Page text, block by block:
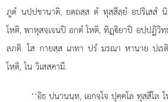
ภูตํ นปฺปชานาติ, ยตฺถสฺส ตํ ทุสฺสีลฺยํ อปริเสสํ
โหติ, พาหุสจฺเจนปิ อกตํ โหติ, ทิฏฺิยาปิ อปฺปฏิวิ
ลภติ. โส กายสฺส เภทา ปรํ มรณา หานาย ปเร
โหติ, โน วิเสสคามี.
‘‘อิธ ปนานนฺท, เอกจฺโจ ปุคฺคโล ทุสฺสีโล